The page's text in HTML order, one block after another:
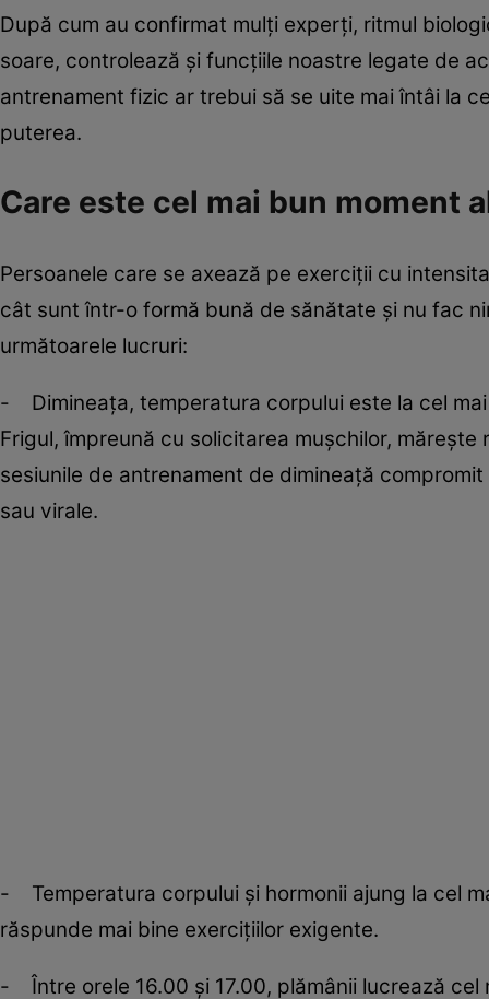
După cum au confirmat mulţi experţi, ritmul
soare, controlează şi funcţiile noastre legate de
antrenament fizic ar trebui să se uite mai întâi la
puterea.
Care este cel mai bun moment
Persoanele care se axează pe exerciţii cu
cât sunt într-o formă bună de sănătate şi nu fac
următoarele lucruri:
- Dimineaţa, temperatura corpului este la cel
Frigul, împreună cu solicitarea muşchilor,
sesiunile de antrenament de dimineaţă
sau virale.
- Temperatura corpului şi hormonii ajung la cel
răspunde mai bine exerciţiilor exigente.
- Între orele 16.00 şi 17.00, plămânii lucrează cel